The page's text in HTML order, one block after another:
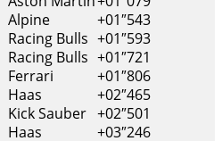
Alpine
+01″543
Racing Bulls +01″593
Racing Bulls +01″721
Ferrari
+01″806
Haas
+02″465
Kick Sauber +02″501
Haas +03″246